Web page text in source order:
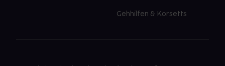
Gehhilfen & Korsetts